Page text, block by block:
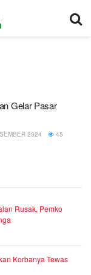
Gelar Pasar
2024 45
Rusak, Pemko
Korbanya Tewas